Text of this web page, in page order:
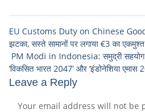
EU Customs Duty on Chinese
झटका, सस्ते सामानों पर लगाया €3 का
PM Modi in Indonesia: समुद्री
‘विकसित भारत 2047’ और ‘इंडोनेशिया एमास
Leave a Reply
Your email address will not be